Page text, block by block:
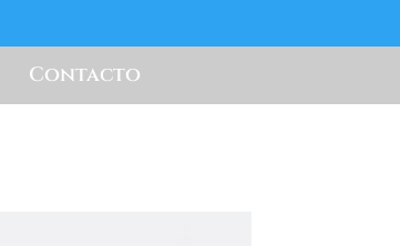
Contacto